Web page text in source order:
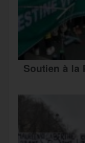
Soutien à la